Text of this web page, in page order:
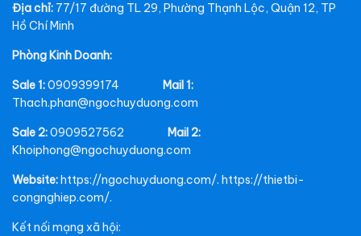
Địa chỉ: 77/17 đường TL 29, Phường Thạnh Lộc, Quận 12, TP
Hồ Chí Minh
Phòng Kinh Doanh:
Sale 1:0909399174 Mail 1:
Thach.phan@ngochuyduong.com
Sale 2:0909527562 Mail 2:
Khoiphong@ngochuyduong.com
Website:https://ngochuyduong.com/. https://thietbi-
congnghiep.com/.
Kết nối mạng xã hội: